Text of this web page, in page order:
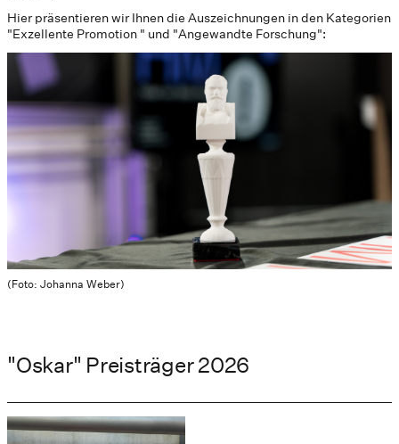
(Foto: Johanna Weber)
Hier präsentieren wir Ihnen die Auszeichnungen in den Kategorien
"Exzellente Promotion " und "Angewandte Forschung":
"Oskar" Preisträger 2026